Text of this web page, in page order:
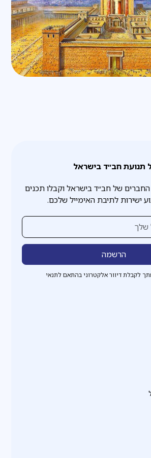
חב״ד בישראל
של חב״ד בישראל וקבלו תכנים
ישירות לתיבת האימייל שלכם.
לקבלת דיוור אלקטרוני בהתאם לתנאי